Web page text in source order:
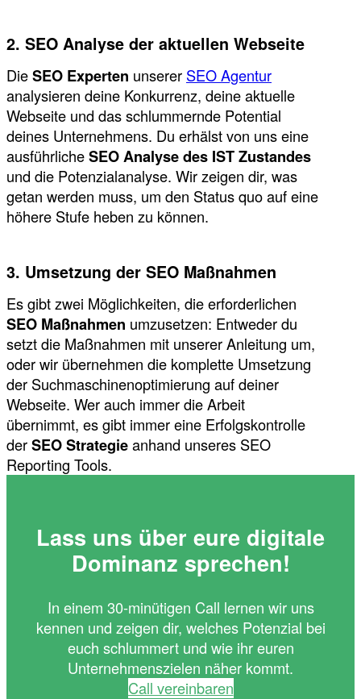
2. SEO Analyse der aktuellen Webseite
DieSEO Experten unserer SEO Agentur
analysieren deine Konkurrenz, deine aktuelle
Webseite und das schlummernde Potential
deines Unternehmens. Du erhälst von uns eine
ausführlicheSEO Analyse des IST Zustandes
und die Potenzialanalyse. Wir zeigen dir, was
getan werden muss, um den Status quo auf eine
höhere Stufe heben zu können.
3. Umsetzung der SEO Maßnahmen
Es gibt zwei Möglichkeiten, die erforderlichen
SEO Maßnahmen umzusetzen: Entweder du
setzt die Maßnahmen mit unserer Anleitung um,
oder wir übernehmen die komplette Umsetzung
der Suchmaschinenoptimierung auf deiner
Webseite. Wer auch immer die Arbeit
übernimmt, es gibt immer eine Erfolgskontrolle
derSEO Strategieanhand unseres SEO
Reporting Tools.
Lass uns über eure digitale
Dominanz sprechen!
In einem 30-minütigen Call lernen wir uns
kennen und zeigen dir, welches Potenzial bei
euch schlummert und wie ihr euren
Unternehmenszielen näher kommt.
Call vereinbaren